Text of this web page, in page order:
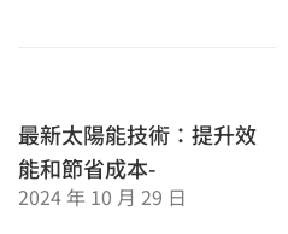
最新太陽能技術：提升效
能和節省成本-
2024 年 10 月 29 日